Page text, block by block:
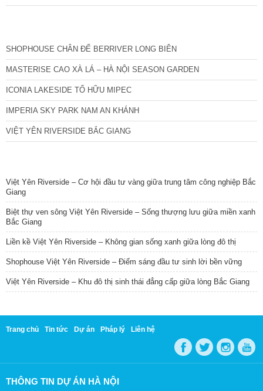
SHOPHOUSE CHÂN ĐẾ BERRIVER LONG BIÊN
MASTERISE CAO XÀ LÁ – HÀ NỘI SEASON GARDEN
ICONIA LAKESIDE TỐ HỮU MIPEC
IMPERIA SKY PARK NAM AN KHÁNH
VIỆT YÊN RIVERSIDE BẮC GIANG
Việt Yên Riverside – Cơ hội đầu tư vàng giữa trung tâm công nghiệp Bắc
Giang
Biệt thự ven sông Việt Yên Riverside – Sống thượng lưu giữa miền xanh
Bắc Giang
Liền kề Việt Yên Riverside – Không gian sống xanh giữa lòng đô thị
Shophouse Việt Yên Riverside – Điểm sáng đầu tư sinh lời bền vững
Việt Yên Riverside – Khu đô thị sinh thái đẳng cấp giữa lòng Bắc Giang
Trang chủ Tin tức Dự án Pháp lý Liên hệ
THÔNG TIN DỰ ÁN HÀ NỘI